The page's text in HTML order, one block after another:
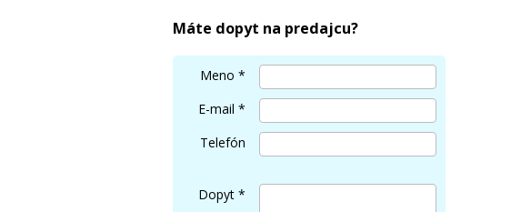
Máte dopyt na predajcu?
Meno *
E-mail *
Telefón
Dopyt *